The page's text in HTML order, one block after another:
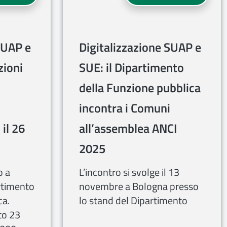
e
26
a
23
Digitalizzazione SUAP e
SUE: il Dipartimento
della Funzione pubblica
incontra i Comuni
all’assemblea ANCI
2025
L’incontro si svolge il 13
novembre a Bologna presso
lo stand del Dipartimento